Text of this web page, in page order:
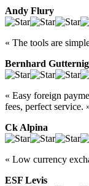
Andy Flury
« The tools are
Bernhard
« Easy foreign
fees, perfect service.
Ck Alpina
« Low currency
ESF Levis